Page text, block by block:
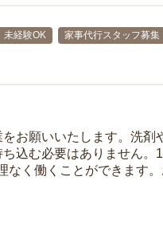
未経験OK
家事代行スタッフ募集
お願いいたします。洗剤
込む必要はありません。
なく働くことができます